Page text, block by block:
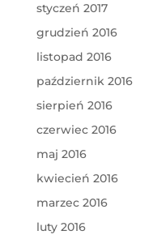
styczeń 2017
grudzień 2016
listopad 2016
październik 2016
sierpień 2016
czerwiec 2016
maj 2016
kwiecień 2016
marzec 2016
luty 2016